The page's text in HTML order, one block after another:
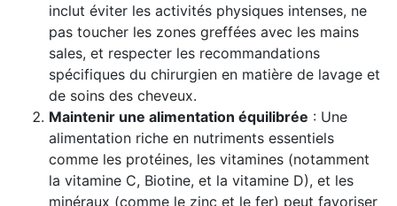
inclut éviter les activités physiques intenses, ne
pas toucher les zones greffées avec les mains
sales, et respecter les recommandations
spécifiques du chirurgien en matière de lavage et
de soins des cheveux.
Maintenir une alimentation équilibrée : Une
alimentation riche en nutriments essentiels
comme les protéines, les vitamines (notamment
la vitamine C, Biotine, et la vitamine D), et les
minéraux (comme le zinc et le fer) peut favoriser